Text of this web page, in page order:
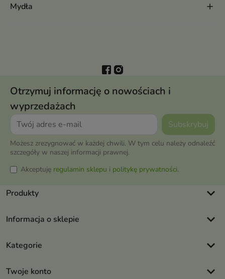
Mydła
Otrzymuj informację o nowościach i
wyprzedażach
Możesz zrezygnować w każdej chwili. W tym celu należy odnaleźć
szczegóły w naszej informacji prawnej.
Akceptuję regulamin sklepu i politykę prywatności.
Produkty keyboard_arrow_down
Informacja o sklepie keyboard_arrow_down
Kategorie keyboard_arrow_down
Twoje konto keyboard_arrow_down